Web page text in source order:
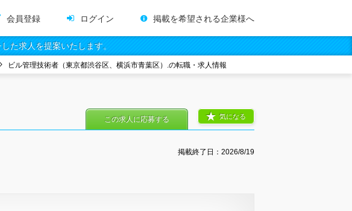
会員登録 ログイン 掲載を希望される企業様へ
た求人を提案いたします。
ビル管理技術者（東京都渋谷区、横浜市青葉区）.の転職・求人情報
掲載終了日： 2026/8/19
気になる
この求人に応募する